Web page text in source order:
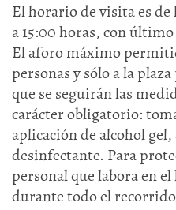
El horario de visita es
a 15:00 horas, con último
El aforo máximo
personas y sólo a la
que se seguirán las
carácter obligatorio:
aplicación de alcohol
desinfectante. Para
personal que labora en el
durante todo el